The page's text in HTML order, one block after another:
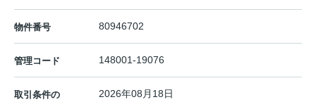
物件番号 80946702
管理コード 148001-19076
取引条件の
2026年08月18日